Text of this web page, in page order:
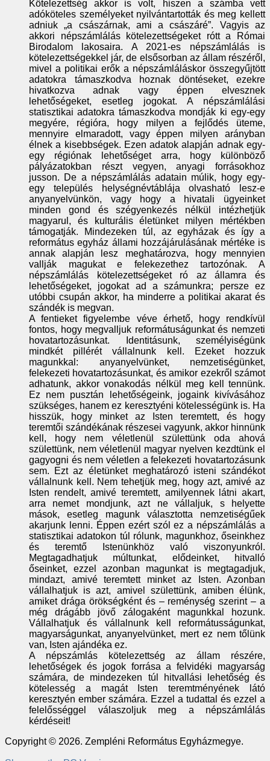
Kötelezettség akkor is volt, hiszen a számba vett
adóköteles személyeket nyilvántartották és meg kellett
adniuk „a császárnak, ami a császáré”. Vagyis az
akkori népszámlálás kötelezettségeket rótt a Római
Birodalom lakosaira. A 2021-es népszámlálás is
kötelezettségekkel jár, de elsősorban az állam részéről,
mivel a politikai erők a népszámláláskor összegyűjtött
adatokra támaszkodva hoznak döntéseket, ezekre
hivatkozva adnak vagy éppen elvesznek
lehetőségeket, esetleg jogokat. A népszámlálási
statisztikai adatokra támaszkodva mondják ki egy-egy
megyére, régióra, hogy milyen a fejlődés üteme,
mennyire elmaradott, vagy éppen milyen arányban
élnek a kisebbségek. Ezen adatok alapján adnak egy-
egy régiónak lehetőséget arra, hogy különböző
pályázatokban részt vegyen, anyagi forrásokhoz
jusson. De a népszámlálás adatain múlik, hogy egy-
egy település helységnévtáblája olvasható lesz-e
anyanyelvünkön, vagy hogy a hivatali ügyeinket
minden gond és szégyenkezés nélkül intézhetjük
magyarul, és kulturális életünket milyen mértékben
támogatják. Mindezeken túl, az egyházak és így a
református egyház állami hozzájárulásának mértéke is
annak alapján lesz meghatározva, hogy mennyien
vallják magukat e felekezethez tartozónak. A
népszámlálás kötelezettségeket ró az államra és
lehetőségeket, jogokat ad a számunkra; persze ez
utóbbi csupán akkor, ha minderre a politikai akarat és
szándék is megvan.
A fentieket figyelembe véve érhető, hogy rendkívül
fontos, hogy megvalljuk reformátuságunkat és nemzeti
hovatartozásunkat. Identitásunk, személyiségünk
mindkét pillérét vállalnunk kell. Ezeket hozzuk
magunkkal: anyanyelvünket, nemzetiségünket,
felekezeti hovatartozásunkat, és amikor ezekről számot
adhatunk, akkor vonakodás nélkül meg kell tennünk.
Ez nem pusztán lehetőségeink, jogaink kivívásához
szükséges, hanem ez keresztyéni kötelességünk is. Ha
hisszük, hogy minket az Isten teremtett, és hogy
teremtői szándékának részesei vagyunk, akkor hinnünk
kell, hogy nem véletlenül születtünk oda ahová
születtünk, nem véletlenül magyar nyelven kezdtünk el
gagyogni és nem véletlen a felekezeti hovatartozásunk
sem. Ezt az életünket meghatározó isteni szándékot
vállalnunk kell. Nem tehetjük meg, hogy azt, amivé az
Isten rendelt, amivé teremtett, amilyennek látni akart,
arra nemet mondjunk, azt ne vállaljuk, s helyette
mások, esetleg magunk választotta nemzetiségűek
akarjunk lenni. Éppen ezért szól ez a népszámlálás a
statisztikai adatokon túl rólunk, magunkhoz, őseinkhez
és teremtő Istenünkhöz való viszonyunkról.
Megtagadhatjuk múltunkat, elődeinket, hitvalló
őseinket, ezzel azonban magunkat is megtagadjuk,
mindazt, amivé teremtett minket az Isten. Azonban
vállalhatjuk is azt, amivel születtünk, amiben élünk,
amiket drága örökségként és – reménység szerint – a
még drágább jövő zálogaként magunkkal hozunk.
Vállalhatjuk és vállalnunk kell reformátusságunkat,
magyarságunkat, anyanyelvünket, mert ez nem tőlünk
van, Isten ajándéka ez.
A népszámlás kötelezettség az állam részére,
lehetőségek és jogok forrása a felvidéki magyarság
számára, de mindezeken túl hitvallási lehetőség és
kötelesség a magát Isten teremtményének látó
keresztyén ember számára. Ezzel a tudattal és ezzel a
felelősséggel válaszoljuk meg a népszámlálás
kérdéseit!
Copyright © 2026. Zempléni Református Egyházmegye.